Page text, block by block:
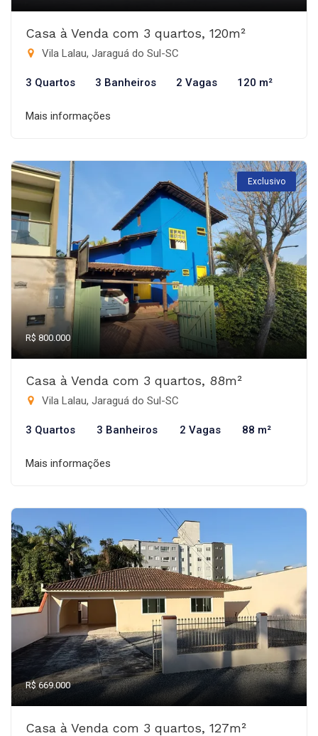
Casa à Venda com 3 quartos, 120m²
Vila Lalau, Jaraguá do Sul-SC
3 Quartos 3 Banheiros 2 Vagas 120 m²
Mais informações
Exclusivo
R$ 800.000
Casa à Venda com 3 quartos, 88m²
Vila Lalau, Jaraguá do Sul-SC
3 Quartos 3 Banheiros 2 Vagas 88 m²
Mais informações
R$ 669.000
Casa à Venda com 3 quartos, 127m²